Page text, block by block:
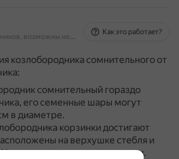
На основе источников, возможны неточности
Как это работает?
козлобородника сомнительного от
сомнительный гораздо
его семенные шары могут
в диаметре.
корзинки достигают
на верхушке стебля и
У одуванчика соцветия-зонтики.